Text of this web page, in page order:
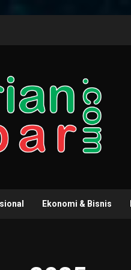
Ekonomi & Bisnis